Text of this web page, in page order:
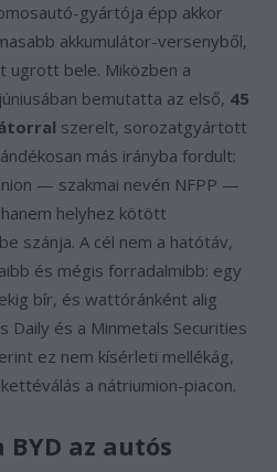
gyártója épp akkor
akkumulátor-versenyből,
ugrott bele. Miközben a
bemutatta az első, 45
szerelt, sorozatgyártott
más irányba fordult:
— szakmai nevén NFPP —
helyhez kötött
szánja. A cél nem a hatótáv,
és mégis forradalmibb: egy
bír, és wattóránként alig
Daily és a Minmetals Securities
ez nem kísérleti mellékág,
a nátriumion-piacon.
az autós